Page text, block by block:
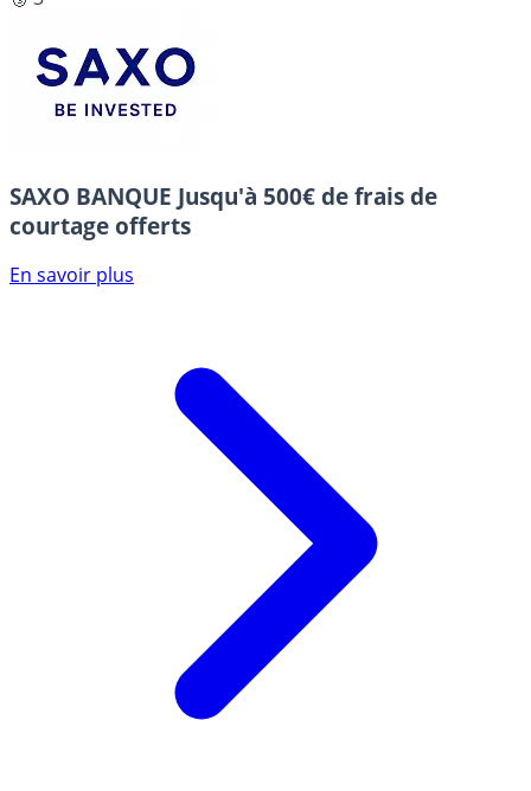
SAXO BANQUE Jusqu'à 500€ de frais de
courtage offerts
En savoir plus